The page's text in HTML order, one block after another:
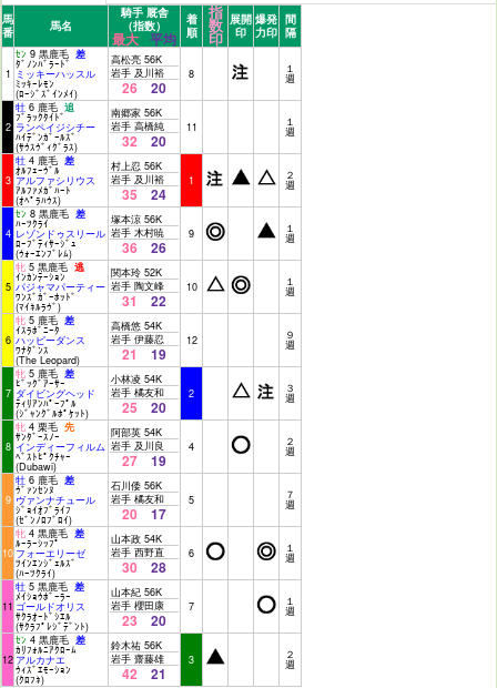
馬
番
馬名
騎手 厩舎
（指数）
最大 平均
着
順
指
数
印
展開
印
爆発
力印
間
隔
1
ｾﾝ 9 黒鹿毛 差
ﾀﾞﾉﾝﾊﾞﾗｰﾄﾞ
ミッキーハッスル
ﾐｯｷｰﾚﾓﾝ
(ﾛｰｼﾞｽﾞｲﾝﾒｲ)
高松亮 56K
岩手 及川裕
26 20
8 １
週
2
牡 6 鹿毛 追
ﾌﾞﾗｯｸﾀｲﾄﾞ
ランペイジシチー
ﾊｲﾃﾞﾝｶﾞｰﾙｽﾞ
(ｻｳｽｳﾞｨｸﾞﾗｽ)
南郷家 56K
岩手 高橋純
32 20
11 １
週
3
牡 4 鹿毛 差
ｵﾙﾌｪｰｳﾞﾙ
アルファシリウス
ｱﾙﾌｧﾒｶﾞﾊｰﾄ
(ｵﾍﾟﾗﾊｳｽ)
村上忍 56K
岩手 及川裕
35 24
1 ２
週
4
ｾﾝ 8 黒鹿毛 差
ﾊｰﾂｸﾗｲ
レゾンドゥスリール
ﾛｰﾌﾞﾃｨｻｰｼﾞｭ
(ｳｫｰｴﾝﾌﾞﾚﾑ)
塚本涼 56K
岩手 木村暁
36 26
9 １
週
5
牝 5 黒鹿毛 逃
ｲﾝｶﾝﾃｰｼｮﾝ
パジャマパーティー
ﾜﾝｽﾞｶﾞｰﾎｯﾄﾞ
(ﾏｲﾈﾙﾗｳﾞ)
関本玲 52K
岩手 陶文峰
31 22
10 １
週
6
牝 5 鹿毛 差
ｲｽﾗﾎﾞﾆｰﾀ
ハッピーダンス
ﾜﾅﾀﾞﾝｽ
(The Leopard)
高橋悠 54K
岩手 伊藤忍
21 19
12 ９
週
7
牝 5 鹿毛 差
ﾋﾞｯｸﾞｱｰｻｰ
ダイビングヘッド
ﾃｨﾘｱﾝﾊﾟｰﾌﾟﾙ
(ｼﾞｬﾝｸﾞﾙﾎﾟｹｯﾄ)
小林凌 54K
岩手 橘友和
25 20
2 ３
週
8
牝 4 栗毛 先
ｻﾝﾀﾞｰｽﾉｰ
インディーフィルム
ﾍﾞｽﾄﾋﾟｸﾁｬｰ
(Dubawi)
阿部英 54K
岩手 及川良
27 19
4 ２
週
9
牡 6 鹿毛 差
ｳﾞｧﾝｾﾝﾇ
ヴァンナチュール
ｼﾞｮｲｵﾌﾞﾗｲﾌ
(ｾﾞﾝﾉﾛﾌﾞﾛｲ)
石川倭 56K
岩手 橘友和
20 17
5 ７
週
10
牝 4 黒鹿毛 差
ﾙｰﾗｰｼｯﾌﾟ
フォーエリーゼ
ﾂｲﾝｴﾝｼﾞｪﾙｽﾞ
(ﾊｰﾂｸﾗｲ)
山本政 54K
岩手 西野直
30 28
6 １
週
11
牡 5 黒鹿毛 差
ﾒｲｼｮｳﾎﾞｰﾗｰ
ゴールドオリス
ｻｸﾗｵｰﾄﾞｼｴﾙ
(ｻｸﾗﾌﾟﾚｼﾞﾃﾞﾝﾄ)
山本紀 56K
岩手 櫻田康
23 20
7 １
週
12
ｾﾝ 4 黒鹿毛 差
ｶﾘﾌｫﾙﾆｱｸﾛｰﾑ
アルカナエ
ｳｨｽﾞｴﾓｰｼｮﾝ
(ｸﾛﾌﾈ)
鈴木祐 56K
岩手 齋藤雄
42 21
3 ２
週